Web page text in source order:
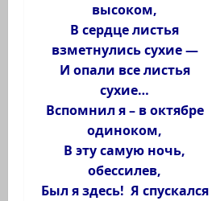
высоком,
В сердце листья
взметнулись сухие —
И опали все листья
сухие…
Вспомнил я – в октябре
одиноком,
В эту самую ночь,
обессилев,
Был я здесь! Я спускался